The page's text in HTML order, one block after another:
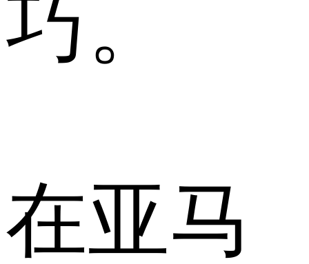
巧。
在亚马